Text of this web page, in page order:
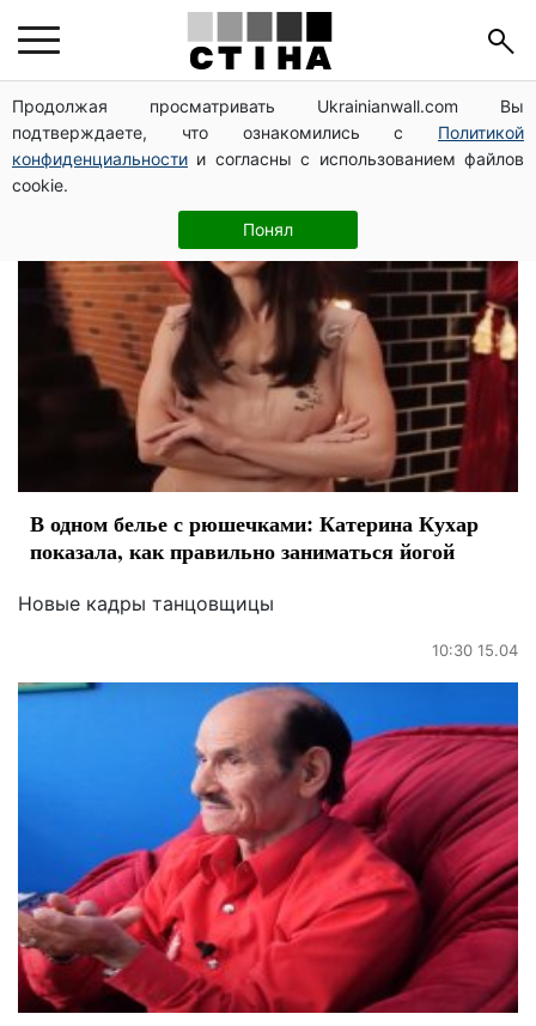
Продолжая просматривать Ukrainianwall.com Вы
подтверждаете, что ознакомились с Политикой
конфиденциальности и согласны с использованием файлов
cookie.
Понял
танцы со звездами
В одном белье с рюшечками: Катерина Кухар
показала, как правильно заниматься йогой
Новые кадры танцовщицы
10:30 15.04